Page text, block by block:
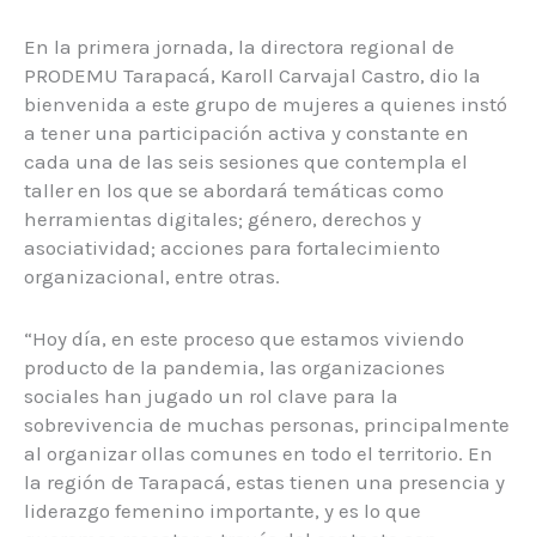
En la primera jornada, la directora regional de
PRODEMU Tarapacá, Karoll Carvajal Castro, dio la
bienvenida a este grupo de mujeres a quienes instó
a tener una participación activa y constante en
cada una de las seis sesiones que contempla el
taller en los que se abordará temáticas como
herramientas digitales; género, derechos y
asociatividad; acciones para fortalecimiento
organizacional, entre otras.
“Hoy día, en este proceso que estamos viviendo
producto de la pandemia, las organizaciones
sociales han jugado un rol clave para la
sobrevivencia de muchas personas, principalmente
al organizar ollas comunes en todo el territorio. En
la región de Tarapacá, estas tienen una presencia y
liderazgo femenino importante, y es lo que